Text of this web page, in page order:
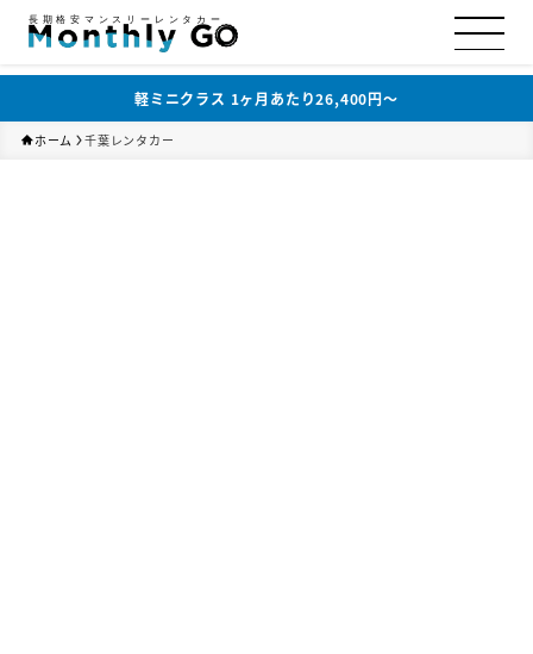
長期格安マンスリーレンタカー
軽ミニクラス 1ヶ月あたり26,400円〜
ホーム 千葉レンタカー